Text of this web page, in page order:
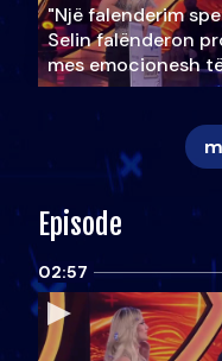
"Një falenderim
Selin falënderon
mes emocionesh
Episode
02:57